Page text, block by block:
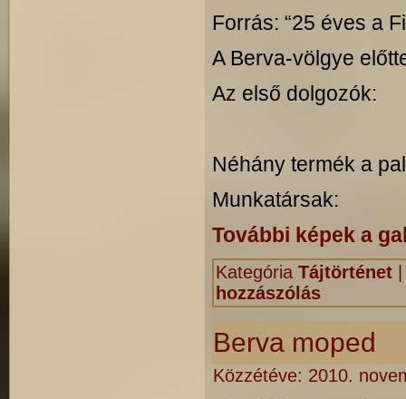
Forrás: “25 éves a
A Berva-völgye
Az első dolgozók:
Néhány termék a
Munkatársak:
További képek a
Kategória Tájtörténet
hozzászólás
Berva moped
Közzétéve: 2010.